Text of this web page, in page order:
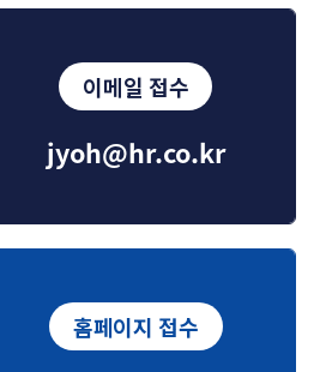
이메일 접수
jyoh@hr.co.kr
홈페이지 접수